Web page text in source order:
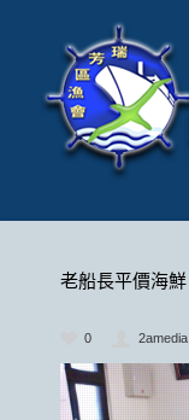
老船長平價海鮮
0 2amedia